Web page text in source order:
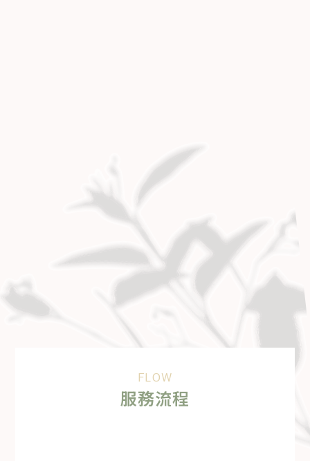
獨特稀有品種，為您的園藝愛好增添更多精
稀有果樹販售
FLOW
服務流程